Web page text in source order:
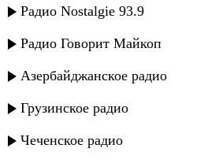
Радио Nostalgie 93.9
Радио Говорит Майкоп
Азербайджанское радио
Грузинское радио
Чеченское радио
Шумайсат Абдулаева -
Шумайсат Абдулаева - Эх
Шумайсат Абдулаева - Не
Шумайсат Абдулаева -